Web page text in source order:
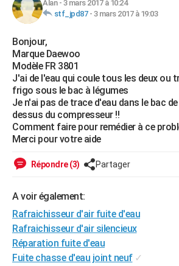
Essais
Réserver un essai
Citadines
Berlines
SUV
Forum auto
+HIGH-TECH
BRICOLAGE
Forum
Aménagement intérieur
Extérieur
Cuisine
Salle de bains
Jardinage
Rangement
WEEK-END
Guides de France
Escapades
Patrimoine
Expositions
Musées
Week-end nature
+LIFESTYLE
Art de vivre
Bien-être
Loisirs
Mode
Modes de vie
SANTE
Alimentation
Guide de la santé
Maladies
Médicaments
Sommeil
VOYAGE
Destinations
City break
Voyage nature
Voyage de noces
Forum
Climat
PHOTO
BONS PLANS
CARTE DE VOEUX
Carte de Noël
Carte Bonne année
Carte Saint-Valentin
Carte Pâques
Carte d'anniversaire
DICTIONNAIRE
Alan- 3 mars 2017 à 10:24
stf_jpd87- 3 mars 2017 à 19:03
Bonjour,
Marque Daewoo
Modèle FR 3801
J'ai de l'eau qui coule tous les deux ou
frigo sous le bac à légumes
Je n'ai pas de trace d'eau dans le bac
dessus du compresseur !!
Comment faire pour remédier à ce
Merci pour votre aide
Répondre (3) Partager
A voir également:
Rafraichisseur d'air fuite d'eau
Rafraichisseur d'air silencieux
Réparation fuite d'eau
Fuite chasse d'eau joint neuf ✓